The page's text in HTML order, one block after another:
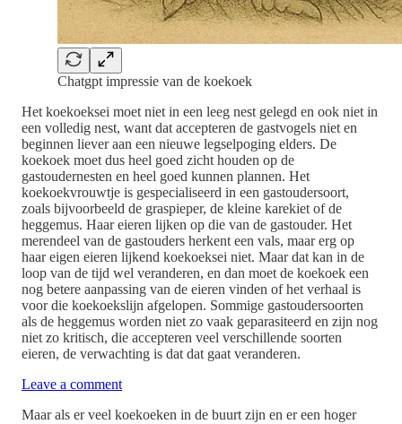
Chatgpt impressie van de koekoek
Het koekoeksei moet niet in een leeg nest gelegd en ook niet in
een volledig nest, want dat accepteren de gastvogels niet en
beginnen liever aan een nieuwe legselpoging elders. De
koekoek moet dus heel goed zicht houden op de
gastoudernesten en heel goed kunnen plannen. Het
koekoekvrouwtje is gespecialiseerd in een gastoudersoort,
zoals bijvoorbeeld de graspieper, de kleine karekiet of de
heggemus. Haar eieren lijken op die van de gastouder. Het
merendeel van de gastouders herkent een vals, maar erg op
haar eigen eieren lijkend koekoeksei niet. Maar dat kan in de
loop van de tijd wel veranderen, en dan moet de koekoek een
nog betere aanpassing van de eieren vinden of het verhaal is
voor die koekoekslijn afgelopen. Sommige gastoudersoorten
als de heggemus worden niet zo vaak geparasiteerd en zijn nog
niet zo kritisch, die accepteren veel verschillende soorten
eieren, de verwachting is dat dat gaat veranderen.
Leave a comment
Maar als er veel koekoeken in de buurt zijn en er een hoger